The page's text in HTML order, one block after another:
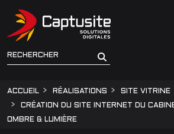
ACCUEIL RÉALISATIONS
SITE VITRINE
CRÉATION DU SITE INTERNET DU
OMBRE & LUMIÈRE